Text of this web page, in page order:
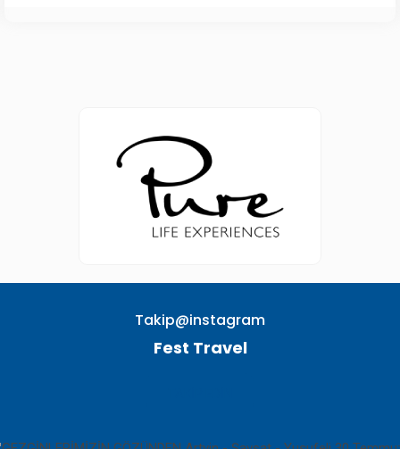
Takip@instagram
Fest Travel